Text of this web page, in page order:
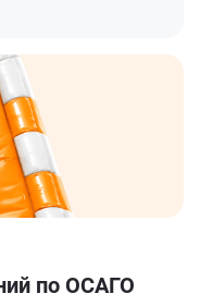
по ОСАГО